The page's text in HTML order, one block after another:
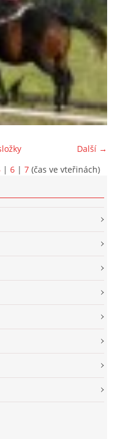
Další →
| 6 | 7 (čas ve vteřinách)